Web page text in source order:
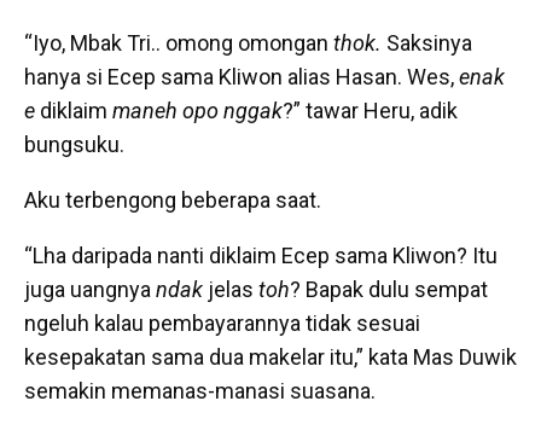
“Iyo, Mbak Tri.. omong omongan thok. Saksinya
hanya si Ecep sama Kliwon alias Hasan. Wes,enak
e diklaim maneh opo nggak?” tawar Heru, adik
bungsuku.
Aku terbengong beberapa saat.
“Lha daripada nanti diklaim Ecep sama Kliwon? Itu
juga uangnyandak jelas toh? Bapak dulu sempat
ngeluh kalau pembayarannya tidak sesuai
kesepakatan sama dua makelar itu,” kata Mas Duwik
semakin memanas-manasi suasana.